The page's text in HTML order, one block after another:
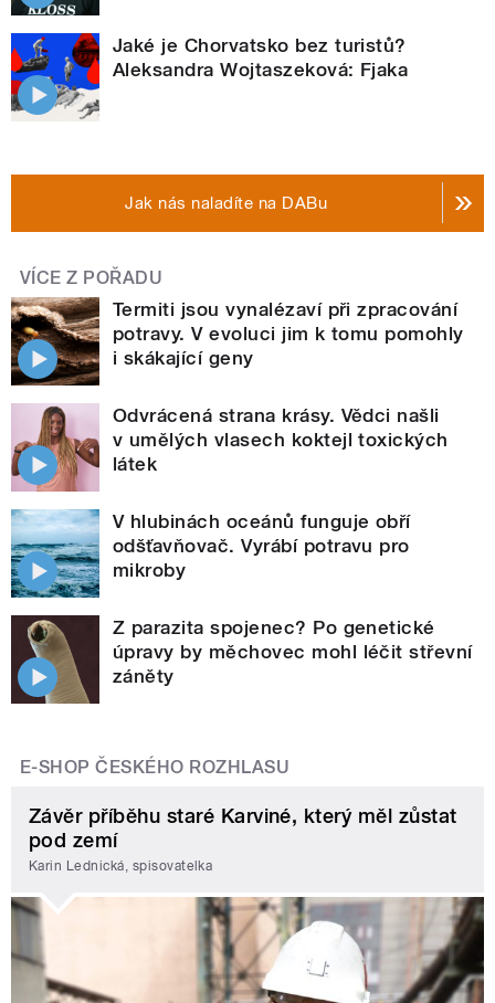
Jaké je Chorvatsko bez turistů?
Aleksandra Wojtaszeková: Fjaka
Jak nás naladíte na DABu
VÍCE Z POŘADU
Termiti jsou vynalézaví při zpracování
potravy. V evoluci jim k tomu pomohly
i skákající geny
Odvrácená strana krásy. Vědci našli
v umělých vlasech koktejl toxických
látek
V hlubinách oceánů funguje obří
odšťavňovač. Vyrábí potravu pro
mikroby
Z parazita spojenec? Po genetické
úpravy by měchovec mohl léčit střevní
záněty
E-SHOP ČESKÉHO ROZHLASU
Závěr příběhu staré Karviné, který měl zůstat
pod zemí
Karin Lednická, spisovatelka